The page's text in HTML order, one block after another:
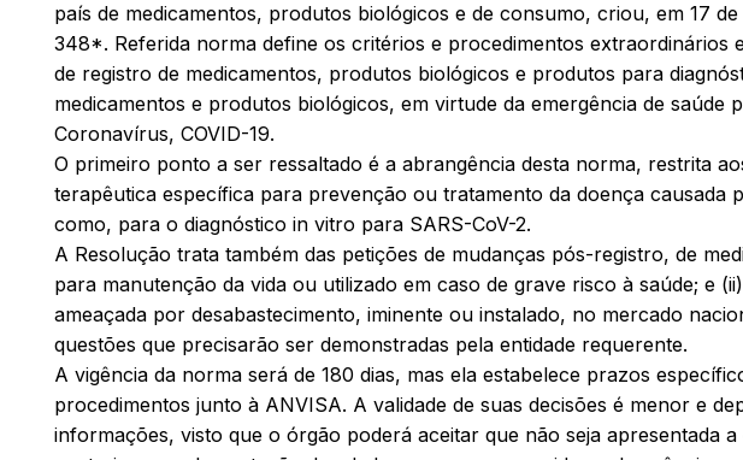
país de medicamentos, produtos biológicos e de consumo, criou, em 17
348*. Referida norma define os critérios e procedimentos extraordinários
de registro de medicamentos, produtos biológicos e produtos para
medicamentos e produtos biológicos, em virtude da emergência de
Coronavírus, COVID-19.
O primeiro ponto a ser ressaltado é a abrangência desta norma, restrita
terapêutica específica para prevenção ou tratamento da doença causada
como, para o diagnóstico in vitro para SARS-CoV-2.
A Resolução trata também das petições de mudanças pós-registro, de
para manutenção da vida ou utilizado em caso de grave risco à saúde; e
ameaçada por desabastecimento, iminente ou instalado, no mercado
questões que precisarão ser demonstradas pela entidade requerente.
A vigência da norma será de 180 dias, mas ela estabelece prazos
procedimentos junto à ANVISA. A validade de suas decisões é menor e
informações, visto que o órgão poderá aceitar que não seja apresentada